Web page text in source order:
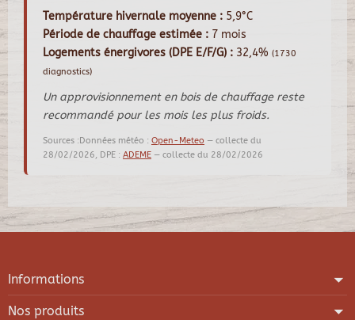
Température hivernale moyenne : 5,9°C
Période de chauffage estimée : 7 mois
Logements énergivores (DPE E/F/G) : 32,4% (1730
diagnostics)
Un approvisionnement en bois de chauffage reste
recommandé pour les mois les plus froids.
Sources :Données météo : Open-Meteo — collecte du
28/02/2026, DPE : ADEME — collecte du 28/02/2026
Informations
Nos produits